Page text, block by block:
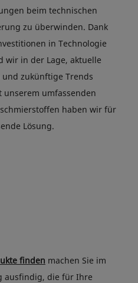
beim technischen
zu überwinden. Dank
in Technologie
wir in der Lage, aktuelle
zukünftige Trends
umfassenden
haben wir für
Lösung.
finden machen Sie im
ausfindig, die für Ihre